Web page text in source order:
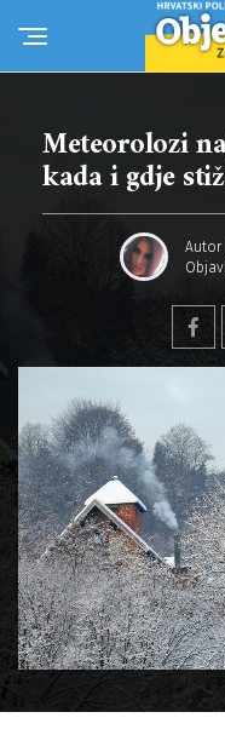
Meteorolozi
kada i gdje
Autor